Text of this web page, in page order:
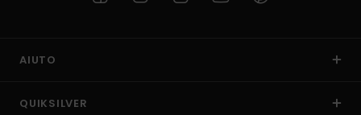
AIUTO
QUIKSILVER